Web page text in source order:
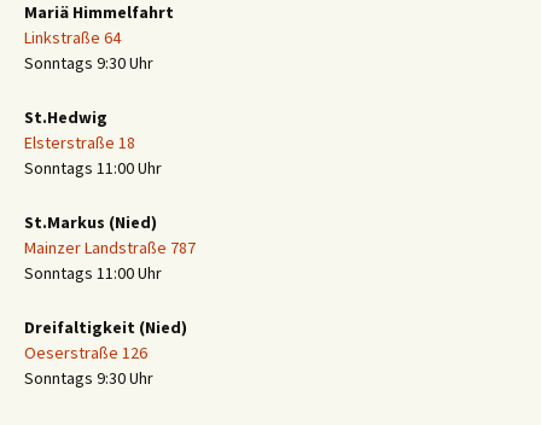
Mariä Himmelfahrt
Linkstraße 64
Sonntags 9:30 Uhr
St.Hedwig
Elsterstraße 18
Sonntags 11:00 Uhr
St.Markus (Nied)
Mainzer Landstraße 787
Sonntags 11:00 Uhr
Dreifaltigkeit (Nied)
Oeserstraße 126
Sonntags 9:30 Uhr